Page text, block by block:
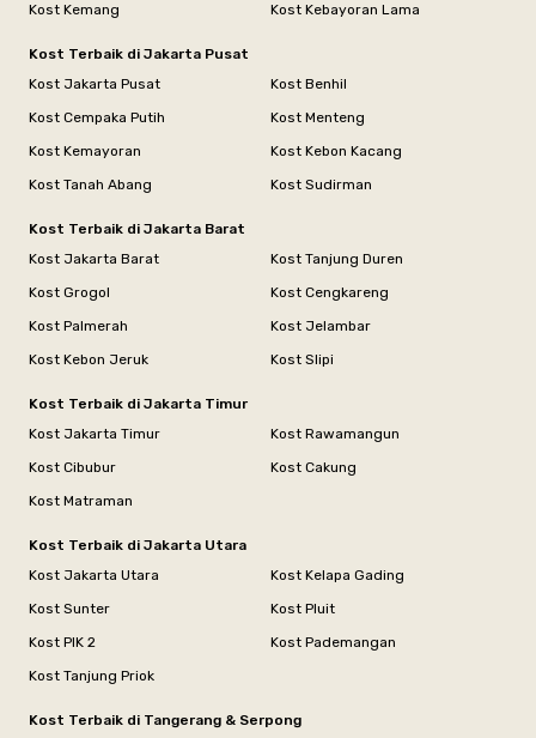
Kost Kemang
Kost Kebayoran Lama
Kost Terbaik di Jakarta Pusat
Kost Jakarta Pusat
Kost Benhil
Kost Cempaka Putih
Kost Menteng
Kost Kemayoran
Kost Kebon Kacang
Kost Tanah Abang
Kost Sudirman
Kost Terbaik di Jakarta Barat
Kost Jakarta Barat
Kost Tanjung Duren
Kost Grogol
Kost Cengkareng
Kost Palmerah
Kost Jelambar
Kost Kebon Jeruk
Kost Slipi
Kost Terbaik di Jakarta Timur
Kost Jakarta Timur
Kost Rawamangun
Kost Cibubur
Kost Cakung
Kost Matraman
Kost Terbaik di Jakarta Utara
Kost Jakarta Utara
Kost Kelapa Gading
Kost Sunter
Kost Pluit
Kost PIK 2
Kost Pademangan
Kost Tanjung Priok
Kost Terbaik di Tangerang & Serpong